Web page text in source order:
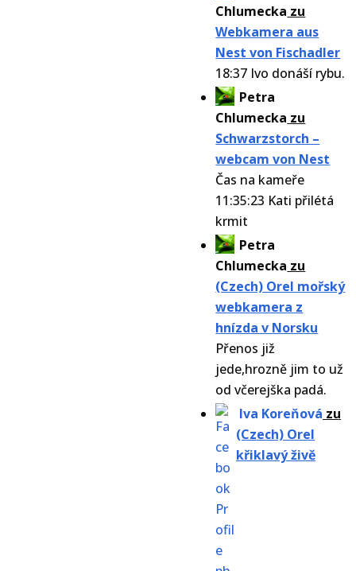
Chlumecka zu
Webkamera aus
Nest von Fischadler
18:37 Ivo donáší rybu.
Petra
Chlumecka zu
Schwarzstorch –
webcam von Nest
Čas na kameře
11:35:23 Kati přilétá
krmit
Petra
Chlumecka zu
(Czech) Orel mořský
webkamera z
hnízda v Norsku
Přenos již
jede,hrozně jim to už
od včerejška padá.
Iva Koreňová zu
(Czech) Orel
křiklavý živě